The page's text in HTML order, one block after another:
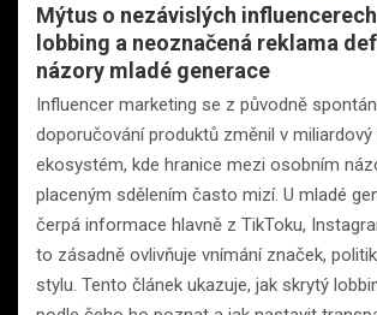
Mýtus o nezávislých
lobbing a neoznačená reklama
názory mladé generace
Influencer marketing se z původně
doporučování produktů změnil v miliardový
ekosystém, kde hranice mezi osobním
placeným sdělením často mizí. U mladé
čerpá informace hlavně z TikToku,
to zásadně ovlivňuje vnímání značek,
stylu. Tento článek ukazuje, jak skrytý